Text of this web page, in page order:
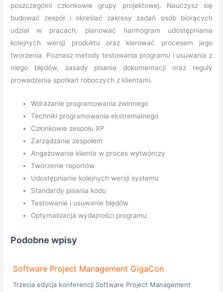
poszczególni członkowie grupy projektowej. Nauczysz się
budować zespół i określać zakresy zadań osób biorących
udział w pracach, planować harmogram udostępniania
kolejnych wersji produktu oraz kierować procesem jego
tworzenia. Poznasz metody testowania programu i usuwania z
niego błędów, zasady pisania dokumentacji oraz reguły
prowadzenia spotkań roboczych z klientami.
Wdrażanie programowania zwinnego
Techniki programowania ekstremalnego
Członkowie zespołu XP
Zarządzanie zespołem
Angażowanie klienta w proces wytwórczy
Tworzenie raportów
Udostępnianie kolejnych wersji systemu
Standardy pisania kodu
Testowanie i usuwanie błędów
Optymalizacja wydajności programu
Podobne wpisy
Software Project Management GigaCon
Trzecia edycja konferencji Software Project Management